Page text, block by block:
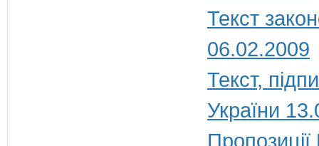
Текст
06.02.2009
Текст,
України